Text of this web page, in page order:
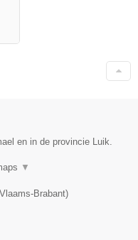
en in de provincie Luik.
▼
Vlaams-Brabant)